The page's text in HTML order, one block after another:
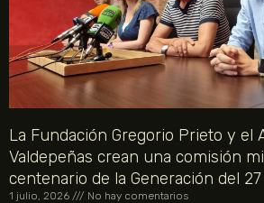
La Fundación Gregorio Prieto y el
Valdepeñas crean una comisión
centenario de la Generación del 27
1 julio, 2026 No hay comentarios